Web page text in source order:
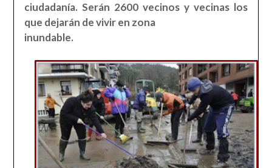
ciudadanía. Serán 2600 vecinos y vecinas los
que dejarán de vivir en zona
inundable.